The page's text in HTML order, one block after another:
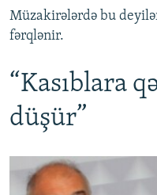
Müzakirələrdə bu
fərqlənir.
“Kasıblara
düşür”